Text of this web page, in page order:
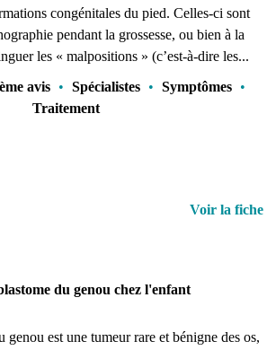
congénitales du pied. Celles-ci sont
pendant la grossesse, ou bien à la
les « malpositions » (c’est-à-dire les...
avis • Spécialistes • Symptômes •
Traitement
Voir la fiche
du genou chez l'enfant
genou est une tumeur rare et bénigne des os,